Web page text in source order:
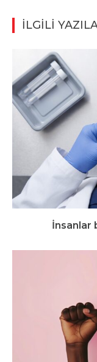
İLGİLİ
İnsanlar